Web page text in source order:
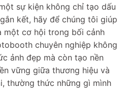
sự kiện không chỉ tạo dấu
kết, hãy để chúng tôi giúp
một cơ hội trong bối cảnh
chuyên nghiệp không
ảnh đẹp mà còn tạo nền
vững giữa thương hiệu và
thường thức những gì mình